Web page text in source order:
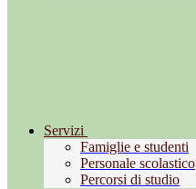
Servizi
Famiglie e studenti
Personale scolastico
Percorsi di studio